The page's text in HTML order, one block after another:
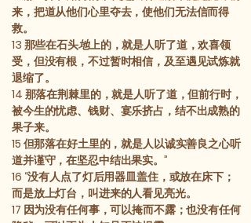
来，把道从他们心里夺去，使他们无法信而得
救。
13 那些在石头地上的，就是人听了道，欢喜领
受，但没有根，不过暂时相信，及至遇见试炼就
退缩了。
14 那落在荆棘里的，就是人听了道，但前行时，
被今生的忧虑、钱财、宴乐挤占，结不出成熟的
果子来。
15 但那落在好土里的，就是人以诚实善良之心听
道并谨守，在坚忍中结出果实。”
16 “没有人点了灯后用器皿盖住，或放在床下；
而是放上灯台，叫进来的人看见亮光。
17 因为没有任何事，可以掩而不露；也没有任何